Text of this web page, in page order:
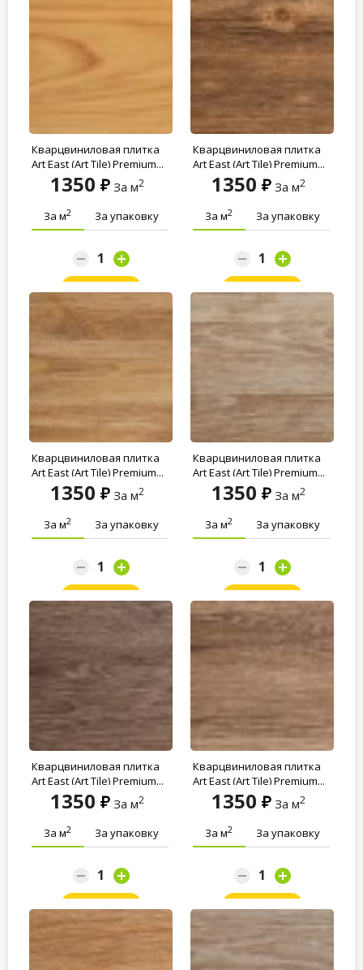
Кварцвиниловая плитка
Art East (Art Tile) Premium...
1350 За м2
За м2 За упаковку
Кварцвиниловая плитка
Art East (Art Tile) Premium...
1350 За м2
За м2 За упаковку
Кварцвиниловая плитка
Art East (Art Tile) Premium...
1350 За м2
За м2 За упаковку
Кварцвиниловая плитка
Art East (Art Tile) Premium...
1350 За м2
За м2 За упаковку
Кварцвиниловая плитка
Art East (Art Tile) Premium...
1350 За м2
За м2 За упаковку
Кварцвиниловая плитка
Art East (Art Tile) Premium...
1350 За м2
За м2 За упаковку